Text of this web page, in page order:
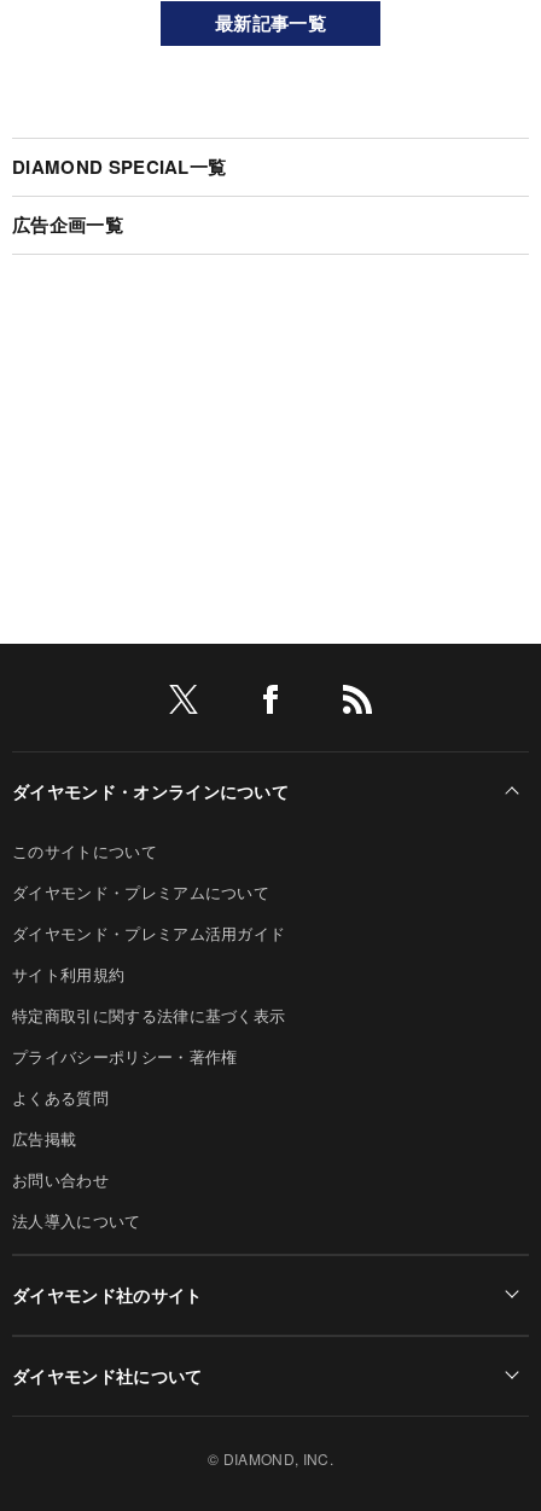
最新記事一覧
DIAMOND SPECIAL一覧
広告企画一覧
ダイヤモンド・オンラインについて
このサイトについて
ダイヤモンド・プレミアムについて
ダイヤモンド・プレミアム活用ガイド
サイト利用規約
特定商取引に関する法律に基づく表示
プライバシーポリシー・著作権
よくある質問
広告掲載
お問い合わせ
法人導入について
ダイヤモンド社のサイト
ダイヤモンド社について
© DIAMOND, INC.